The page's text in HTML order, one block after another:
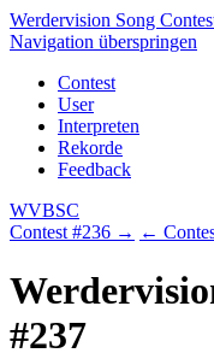
Werdervision Song
Navigation überspringen
Contest
User
Interpreten
Rekorde
Feedback
WVBSC
Contest #236 → ←
#237